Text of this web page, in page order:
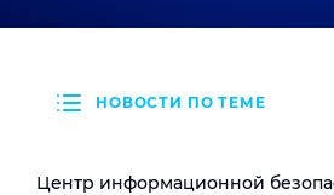
НОВОСТИ ПО ТЕМЕ
Центр информационной